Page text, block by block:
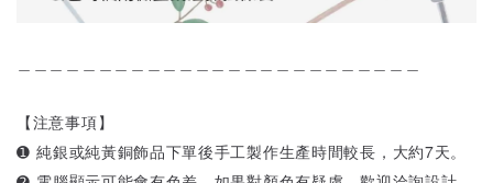
【注意事項】
➊ 純銀或純黃銅飾品下單後手工製作生產時間較長，大約7天。